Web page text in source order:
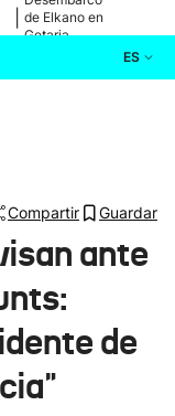
de Elkano en
Getaria
ES
Compartir Guardar
ante
de